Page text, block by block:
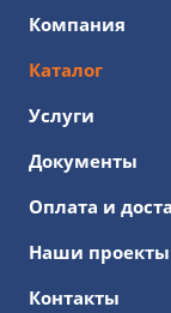
Компания
Каталог
Услуги
Документы
Оплата и
Наши проекты
Контакты